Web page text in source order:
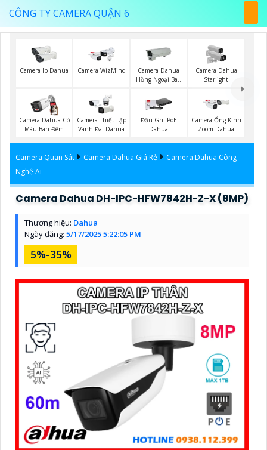
CÔNG TY CAMERA QUẬN 6
Camera Ip Dahua Camera WizMind
Camera Dahua
Hồng Ngoại Ban
Camera Dahua
Starlight
Camera Dahua Có
Màu Ban Đêm
Camera Thiết Lập
Vành Đai Dahua
Đầu Ghi PoE
Dahua
Camera Ống Kính
Zoom Dahua
Camera Quan Sát Camera Dahua Giá Rẻ
Camera Dahua Công
Nghệ Ai
Camera Dahua DH-IPC-HFW7842H-Z-X (8MP)
Thương hiệu: Dahua
Ngày đăng: 5/17/2025 5:22:05 PM
5%-35%